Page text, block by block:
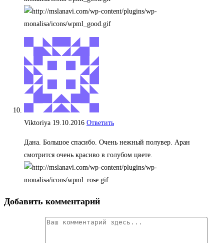
Viktoriya 19.10.2016 Ответить
Дана. Большое спасибо. Очень нежный полувер. Аран
смотрится очень красиво в голубом цвете.
Добавить комментарий